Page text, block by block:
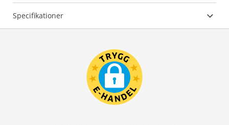
Specifikationer